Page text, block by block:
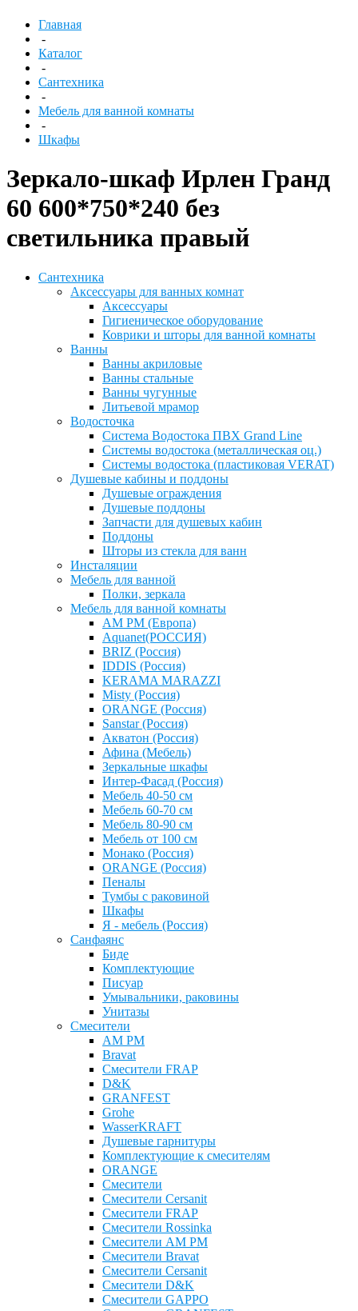
Главная
-
Каталог
-
Сантехника
-
Мебель для ванной комнаты
-
Шкафы
Зеркало-шкаф Ирлен Гранд
60 600*750*240 без
светильника правый
Сантехника
Аксессуары для ванных комнат
Аксессуары
Гигиеническое оборудование
Коврики и шторы для ванной комнаты
Ванны
Ванны акриловые
Ванны стальные
Ванны чугунные
Литьевой мрамор
Водосточка
Система Водостока ПВХ Grand Line
Системы водостока (металлическая оц.)
Системы водостока (пластиковая VERAT)
Душевые кабины и поддоны
Душевые ограждения
Душевые поддоны
Запчасти для душевых кабин
Поддоны
Шторы из стекла для ванн
Инсталяции
Мебель для ванной
Полки, зеркала
Мебель для ванной комнаты
AM PM (Европа)
Aquanet(РОССИЯ)
BRIZ (Россия)
IDDIS (Россия)
KERAMA MARAZZI
Misty (Россия)
ОRANGE (Россия)
Sanstar (Россия)
Акватон (Россия)
Афина (Мебель)
Зеркальные шкафы
Интер-Фасад (Россия)
Мебель 40-50 см
Мебель 60-70 см
Мебель 80-90 см
Мебель от 100 см
Монако (Россия)
ОRANGE (Россия)
Пеналы
Тумбы с раковиной
Шкафы
Я - мебель (Россия)
Санфаянс
Биде
Комплектующие
Писуар
Умывальники, раковины
Унитазы
Смесители
AM PM
Bravat
Cмесители FRAP
D&K
GRANFEST
Grohe
WasserKRAFT
Душевые гарнитуры
Комплектующие к смесителям
ОRANGE
Смесители
Смесители Cersanit
Смесители FRAP
Смесители Rossinka
Смесители AM PM
Смесители Bravat
Смесители Cersanit
Смесители D&K
Смесители GAPPO